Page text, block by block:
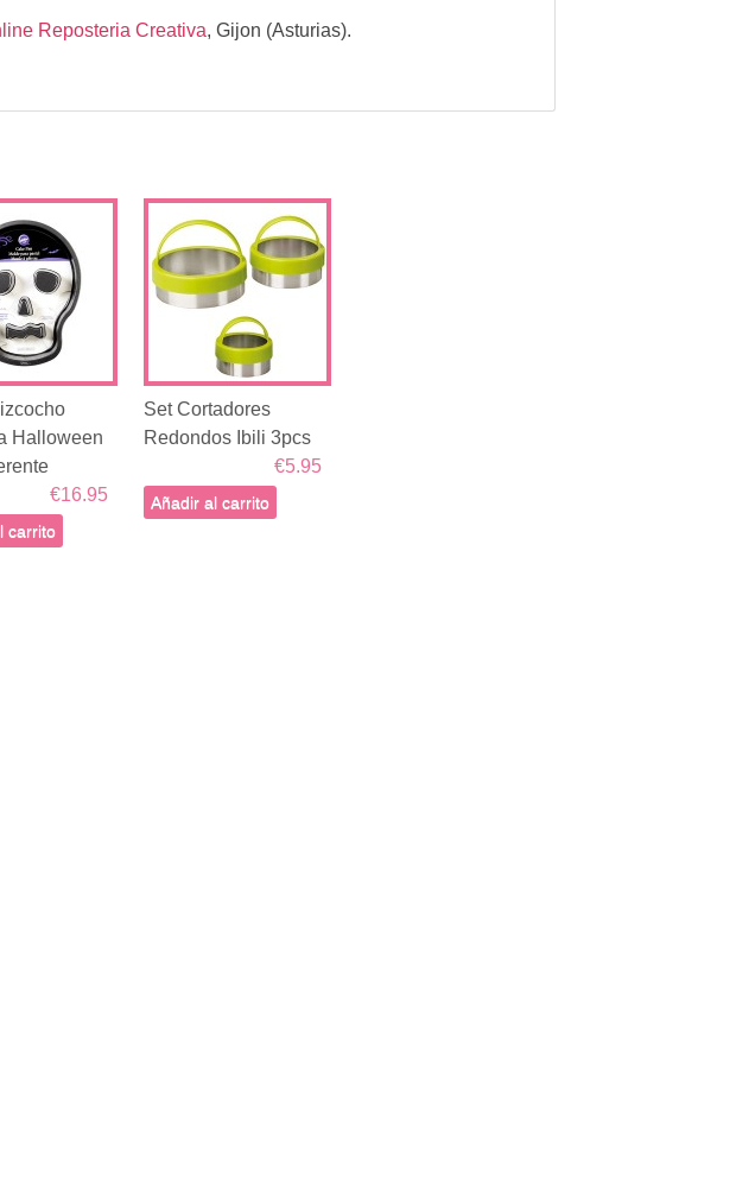
Reposteria Creativa, Gijon (Asturias).
Halloween
€16.95
carrito
Set Cortadores
Redondos Ibili 3pcs
€5.95
Añadir al carrito